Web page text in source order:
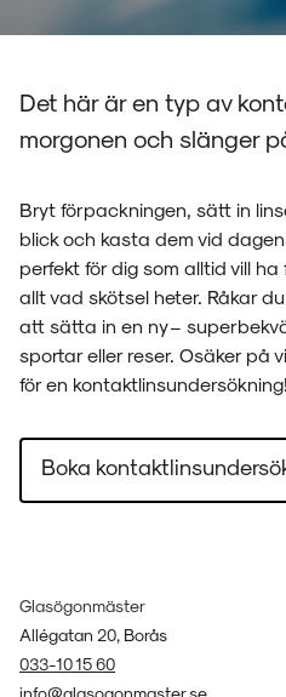
Det här är en typ av
morgonen och slänger
Bryt förpackningen, sätt in
blick och kasta dem vid
perfekt för dig som alltid vill
allt vad skötsel heter. Råkar
att sätta in en ny –
sportar eller reser. Osäker på
för en kontaktlinsundersökning!
Boka
Glasögonmäster
Allégatan 20, Borås
033-10 15 60
info@glasogonmaster.se